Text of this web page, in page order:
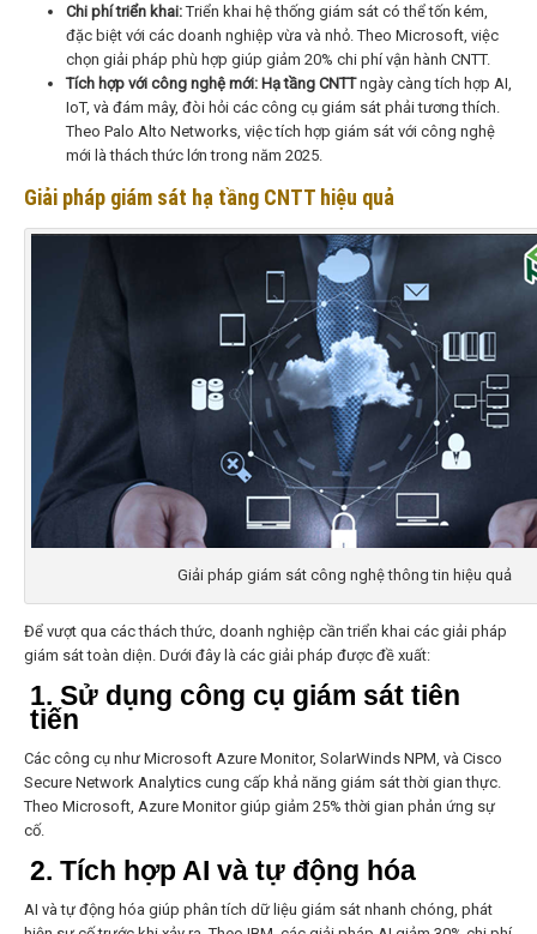
Chi phí triển khai:Triển khai hệ thống giám sát có thể tốn kém,
đặc biệt với các doanh nghiệp vừa và nhỏ. Theo Microsoft, việc
chọn giải pháp phù hợp giúp giảm 20% chi phí vận hành CNTT.
Tích hợp với công nghệ mới: Hạ tầng CNTTngày càng tích hợp AI,
IoT, và đám mây, đòi hỏi các công cụ giám sát phải tương thích.
Theo Palo Alto Networks, việc tích hợp giám sát với công nghệ
mới là thách thức lớn trong năm 2025.
Giải pháp giám sát hạ tầng CNTT hiệu quả
Giải pháp giám sát công nghệ thông tin hiệu quả
Để vượt qua các thách thức, doanh nghiệp cần triển khai các giải pháp
giám sáttoàn diện. Dưới đây là các giải pháp được đề xuất:
1. Sử dụng công cụ giám sát tiên
tiến
Các công cụ như Microsoft Azure Monitor, SolarWinds NPM, và Cisco
Secure Network Analytics cung cấp khả năng giám sát thời gian thực.
Theo Microsoft, Azure Monitor giúp giảm 25% thời gian phản ứng sự
cố.
2. Tích hợp AI và tự động hóa
AI và tự động hóa giúp phân tích dữ liệu giám sát nhanh chóng, phát